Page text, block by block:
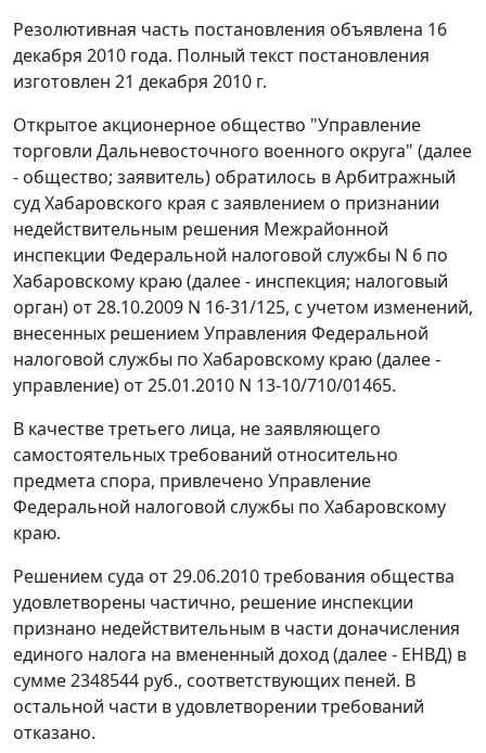
Резолютивная часть постановления объявлена 16
декабря 2010 года. Полный текст постановления
изготовлен 21 декабря 2010 г.
Открытое акционерное общество "Управление
торговли Дальневосточного военного округа" (далее
- общество; заявитель) обратилось в Арбитражный
суд Хабаровского края с заявлением о признании
недействительным решения Межрайонной
инспекции Федеральной налоговой службы N 6 по
Хабаровскому краю (далее - инспекция; налоговый
орган) от 28.10.2009 N 16-31/125, с учетом изменений,
внесенных решением Управления Федеральной
налоговой службы по Хабаровскому краю (далее -
управление) от 25.01.2010 N 13-10/710/01465.
В качестве третьего лица, не заявляющего
самостоятельных требований относительно
предмета спора, привлечено Управление
Федеральной налоговой службы по Хабаровскому
краю.
Решением суда от 29.06.2010 требования общества
удовлетворены частично, решение инспекции
признано недействительным в части доначисления
единого налога на вмененный доход (далее - ЕНВД) в
сумме 2348544 руб., соответствующих пеней. В
остальной части в удовлетворении требований
отказано.